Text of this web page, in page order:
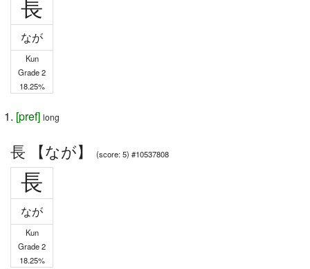
なが
Kun
Grade 2
18.25%
[pref] long
長 【なが】 (score: 5) #10537808
長
なが
Kun
Grade 2
18.25%